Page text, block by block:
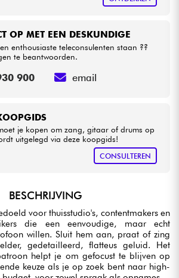
je kopen om zang, gitaar of drums op
uitgelegd via deze koopgids!
CONSULTEREN
OP MET EEN DESKUNDIGE
enthousiaste teleconsulenten staan ??
te beantwoorden.
900 email
BESCHRIJVING
voor thuisstudio's, contentmakers en
die een eenvoudige, maar echt
willen. Sluit hem aan, praat of zing
gedetailleerd, flatteus geluid. Het
helpt je om gefocust te blijven op
keuze als je op zoek bent naar high-